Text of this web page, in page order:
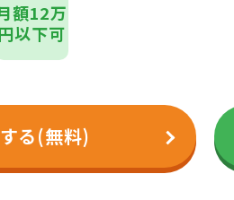
額12万
以下可
る(無料)